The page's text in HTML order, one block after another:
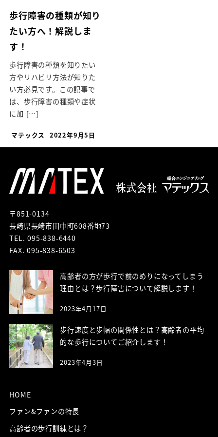
歩行障害の種類が知り
たい方へ！解説しま
す！
歩行障害の種類を知りたい
方やリハビリ方法が知りた
い方必見です。この記事で
は、歩行障害の種類や症状
に加 […]
マテックス 2022年9月5日
〒851-0134
長崎県長崎市田中町608番地73
TEL. 095-838-6440
FAX. 095-838-6503
高齢者の方が歩行で前のめりになってしまう
理由とは？歩行障害について解説します！
2023年4月17日
歩行速度と歩幅の関係性とは？高齢者の平均
的な歩行についてご紹介します！
2023年4月3日
HOME
ファン&ファンの特長
高齢者の歩行訓練とは？